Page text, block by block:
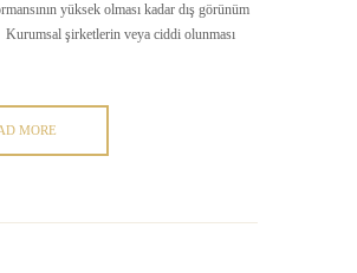
yüksek olması kadar dış görünüm
şirketlerin veya ciddi olunması
MORE